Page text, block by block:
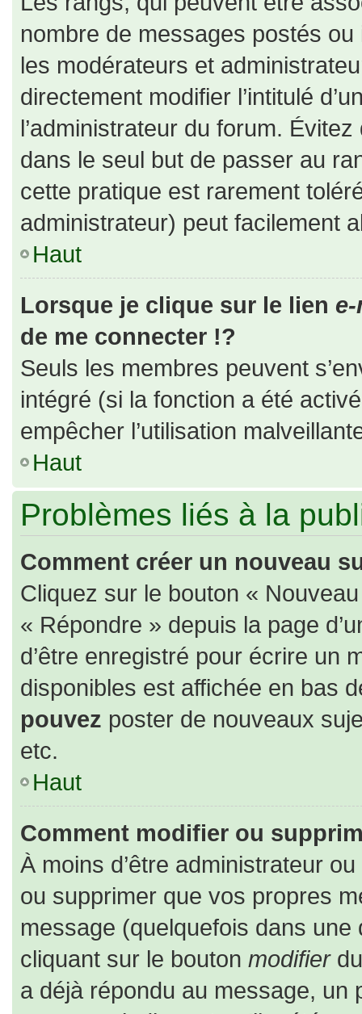
nombre de messages postés
les modérateurs et
directement modifier l’intitulé
l’administrateur du forum.
dans le seul but de passer au
cette pratique est rarement
administrateur) peut facilement
Haut
Lorsque je clique sur le lien
de me connecter !?
Seuls les membres peuvent
intégré (si la fonction a été
empêcher l’utilisation
Haut
Problèmes liés à la
Comment créer un nouveau
Cliquez sur le bouton «
« Répondre » depuis la page
d’être enregistré pour écrire un
disponibles est affichée en bas
pouvez poster de nouveaux
etc.
Haut
Comment modifier ou
À moins d’être administrateur
ou supprimer que vos propres
message (quelquefois dans
cliquant sur le bouton modifierdu
a déjà répondu au message, un